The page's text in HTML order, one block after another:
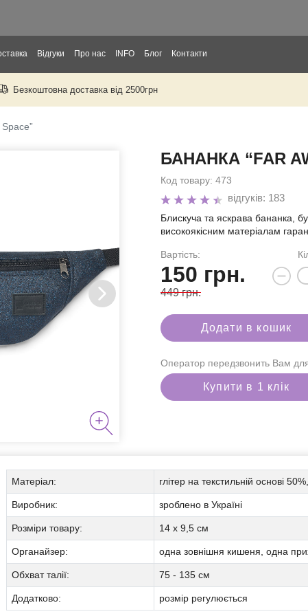
Відгуки Про нас INFO Блог Контакти
Безкоштовна доставка від 2500грн
БАНАНКА “FAR
Код товару: 473
відгуків: 183
Блискуча та яскрава бананка,
високоякісним матеріалам
Вартість:
150 грн.
449 грн.
Додати в кошик
Оператор передзвонить Вам
Купити в 1 клік
Матеріал: глітер на текстильній основі
Виробник: зроблено в Україні
Розміри товару: 14 х 9,5 см
Органайзер: одна зовнішня кишеня, одна
Обхват талії: 75 - 135 см
Додатково: розмір регулюється